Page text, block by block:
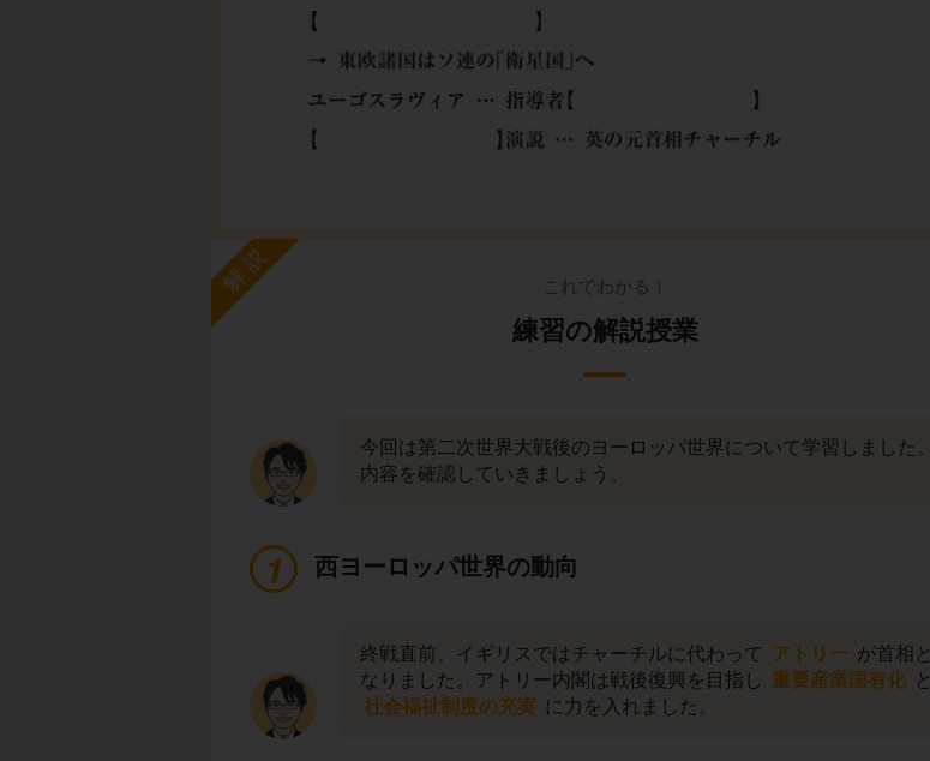
解説 これでわかる！
練習の解説授業
今回は第二次世界大戦後のヨーロッパ世界について学習しました。
内容を確認していきましょう。
西ヨーロッパ世界の動向
終戦直前、イギリスではチャーチルに代わって アトリー が首相と
なりました。アトリー内閣は戦後復興を目指し 重要産業国有化 と
社会福祉制度の充実 に力を入れました。